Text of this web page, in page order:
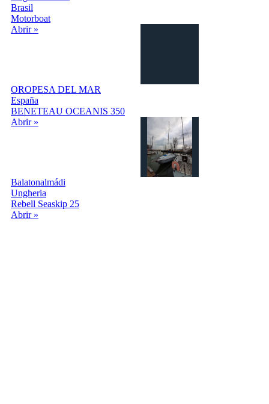
Brasil
Motorboat
Abrir »
OROPESA DEL MAR
España
BENETEAU OCEANIS 350
Abrir »
Balatonalmádi
Ungheria
Rebell Seaskip 25
Abrir »